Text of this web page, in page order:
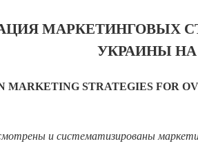
МАРКЕТИНГОВЫХ
УКРАИНЫ
MARKETING STRATEGIES FOR
и систематизированы